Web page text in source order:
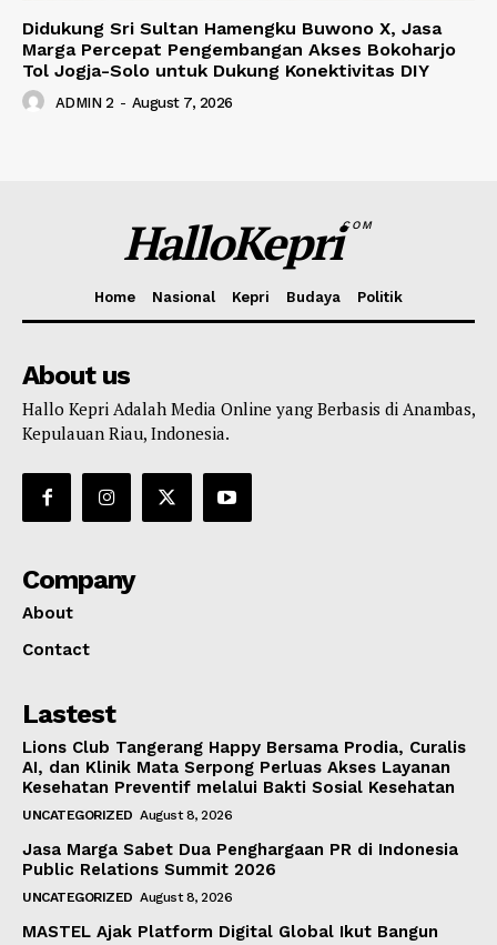
Didukung Sri Sultan Hamengku Buwono X, Jasa
Marga Percepat Pengembangan Akses Bokoharjo
Tol Jogja-Solo untuk Dukung Konektivitas DIY
ADMIN 2 - August 7, 2026
HalloKepriCOM
Home Nasional Kepri Budaya Politik
About us
Hallo Kepri Adalah Media Online yang Berbasis di Anambas,
Kepulauan Riau, Indonesia.
Company
About
Contact
Lastest
Lions Club Tangerang Happy Bersama Prodia, Curalis
AI, dan Klinik Mata Serpong Perluas Akses Layanan
Kesehatan Preventif melalui Bakti Sosial Kesehatan
UNCATEGORIZED August 8, 2026
Jasa Marga Sabet Dua Penghargaan PR di Indonesia
Public Relations Summit 2026
UNCATEGORIZED August 8, 2026
MASTEL Ajak Platform Digital Global Ikut Bangun